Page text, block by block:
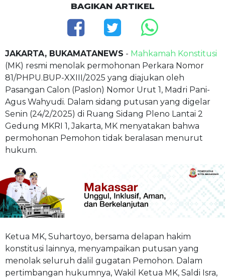
BAGIKAN ARTIKEL
JAKARTA, BUKAMATANEWS - Mahkamah Konstitusi
(MK) resmi menolak permohonan Perkara Nomor
81/PHPU.BUP-XXIII/2025 yang diajukan oleh
Pasangan Calon (Paslon) Nomor Urut 1, Madri Pani-
Agus Wahyudi. Dalam sidang putusan yang digelar
Senin (24/2/2025) di Ruang Sidang Pleno Lantai 2
Gedung MKRI 1, Jakarta, MK menyatakan bahwa
permohonan Pemohon tidak beralasan menurut
hukum.
Ketua MK, Suhartoyo, bersama delapan hakim
konstitusi lainnya, menyampaikan putusan yang
menolak seluruh dalil gugatan Pemohon. Dalam
pertimbangan hukumnya, Wakil Ketua MK, Saldi Isra,